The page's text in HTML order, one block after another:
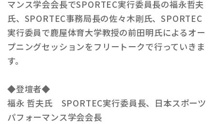
マンス学会会長でSPORTEC実行委員長の福永哲夫
氏、SPORTEC事務局長の佐々木剛氏、SPORTEC
実行委員で鹿屋体育大学教授の前田明氏によるオー
プニングセッションをフリートークで行っていきま
す。
◆登壇者◆
福永 哲夫氏 SPORTEC実行委員長、日本スポーツ
パフォーマンス学会会長